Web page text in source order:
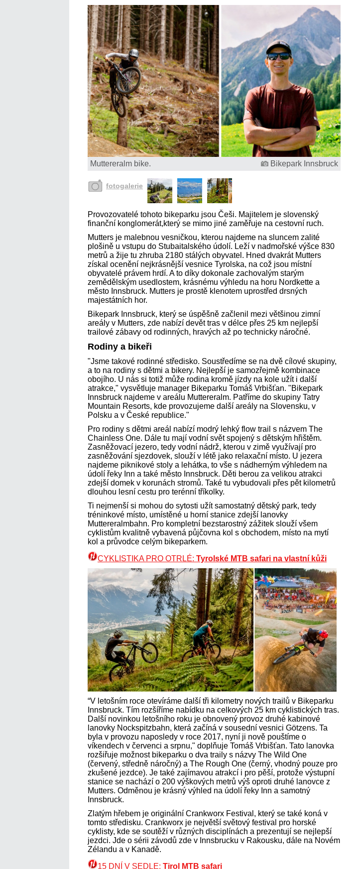
Muttereralm bike. Bikepark Innsbruck
fotogalerie
Provozovatelé tohoto bikeparku jsou Češi. Majitelem je slovenský
finanční konglomerát,který se mimo jiné zaměřuje na cestovní ruch.
Mutters je malebnou vesničkou, kterou najdeme na sluncem zalité
plošině u vstupu do Stubaitalského údolí. Leží v nadmořské výšce 830
metrů a žije tu zhruba 2180 stálých obyvatel. Hned dvakrát Mutters
získal ocenění nejkrásnější vesnice Tyrolska, na což jsou místní
obyvatelé právem hrdí. A to díky dokonale zachovalým starým
zemědělským usedlostem, krásnému výhledu na horu Nordkette a
město Innsbruck. Mutters je prostě klenotem uprostřed drsných
majestátních hor.
Bikepark Innsbruck, který se úspěšně začlenil mezi většinou zimní
areály v Mutters, zde nabízí devět tras v délce přes 25 km nejlepší
trailové zábavy od rodinných, hravých až po technicky náročné.
Rodiny a bikeři
"Jsme takové rodinné středisko. Soustředíme se na dvě cílové skupiny,
a to na rodiny s dětmi a bikery. Nejlepší je samozřejmě kombinace
obojího. U nás si totiž může rodina kromě jízdy na kole užít i další
atrakce," vysvětluje manager Bikeparku Tomáš Vrbišťan. "Bikepark
Innsbruck najdeme v areálu Muttereralm. Patříme do skupiny Tatry
Mountain Resorts, kde provozujeme další areály na Slovensku, v
Polsku a v České republice."
Pro rodiny s dětmi areál nabízí modrý lehký flow trail s názvem The
Chainless One. Dále tu mají vodní svět spojený s dětským hřištěm.
Zasněžovací jezero, tedy vodní nádrž, kterou v zimě využívají pro
zasněžování sjezdovek, slouží v létě jako relaxační místo. U jezera
najdeme piknikové stoly a lehátka, to vše s nádherným výhledem na
údolí řeky Inn a také město Innsbruck. Děti berou za velikou atrakci
zdejší domek v korunách stromů. Také tu vybudovali přes pět kilometrů
dlouhou lesní cestu pro terénní tříkolky.
Ti nejmenší si mohou do sytosti užít samostatný dětský park, tedy
tréninkové místo, umístěné u horní stanice zdejší lanovky
Muttereralmbahn. Pro kompletní bezstarostný zážitek slouží všem
cyklistům kvalitně vybavená půjčovna kol s obchodem, místo na mytí
kol a průvodce celým bikeparkem.
CYKLISTIKA PRO OTRLÉ: Tyrolské MTB safari na vlastní kůži
“V letošním roce otevíráme další tři kilometry nových trailů v Bikeparku
Innsbruck. Tím rozšíříme nabídku na celkových 25 km cyklistických tras.
Další novinkou letošního roku je obnovený provoz druhé kabinové
lanovky Nockspitzbahn, která začíná v sousední vesnici Götzens. Ta
byla v provozu naposledy v roce 2017, nyní ji nově pouštíme o
víkendech v červenci a srpnu," doplňuje Tomáš Vrbišťan. Tato lanovka
rozšiřuje možnost bikeparku o dva traily s názvy The Wild One
(červený, středně náročný) a The Rough One (černý, vhodný pouze pro
zkušené jezdce). Je také zajímavou atrakcí i pro pěší, protože výstupní
stanice se nachází o 200 výškových metrů výš oproti druhé lanovce z
Mutters. Odměnou je krásný výhled na údolí řeky Inn a samotný
Innsbruck.
Zlatým hřebem je originální Crankworx Festival, který se také koná v
tomto středisku. Crankworx je největší světový festival pro horské
cyklisty, kde se soutěží v různých disciplínách a prezentují se nejlepší
jezdci. Jde o sérii závodů zde v Innsbrucku v Rakousku, dále na Novém
Zélandu a v Kanadě.
15 DNÍ V SEDLE: Tirol MTB safari